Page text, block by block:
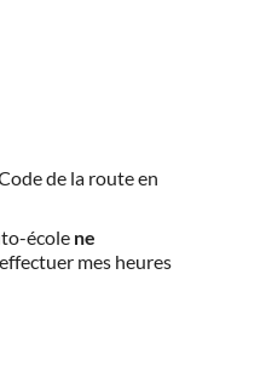
de la route en
école ne
mes heures